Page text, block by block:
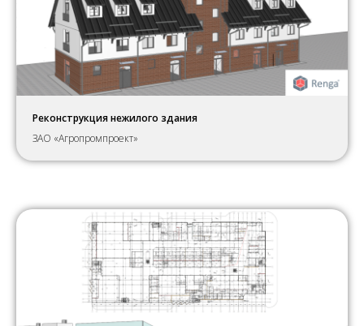
Реконструкция нежилого здания
ЗАО «Агропромпроект»